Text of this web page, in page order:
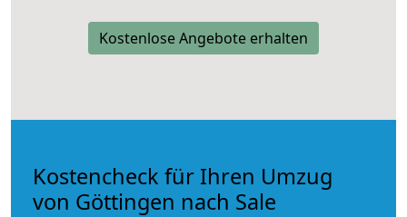
Kostenlose Angebote erhalten
Kostencheck für Ihren Umzug
von Göttingen nach Sale